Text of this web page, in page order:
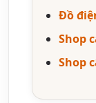
Đồ
Shop
Shop